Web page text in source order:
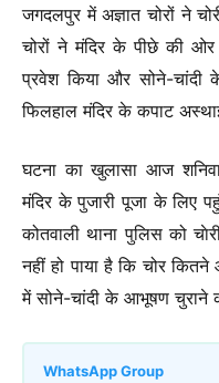
जगदलपुर में अज्ञात चोरों ने
चोरों ने मंदिर के पीछे की
प्रवेश किया और सोने-
फिलहाल मंदिर के कपाट
घटना का खुलासा आज
मंदिर के पुजारी पूजा के लिए
कोतवाली थाना पुलिस को
नहीं हो पाया है कि चोर
में सोने-चांदी के आभूषण चुराने
WhatsApp Group